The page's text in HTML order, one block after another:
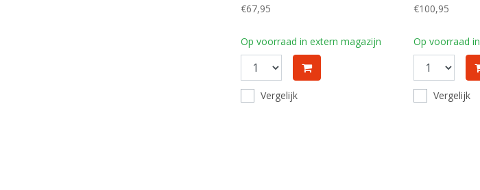
Voeding | PSU
€67,95
Op voorraad in extern magazijn
Vergelijk
Voeding
€100,95
Op voorraad
Vergelijk